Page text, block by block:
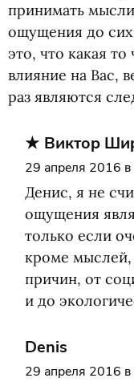
принимать мысли
ощущения до сих
это, что какая
влияние на Вас,
раз являются
Виктор
29 апреля 2016
Денис, я не
ощущения
только если
кроме мыслей,
причин, от
и до
Denis
29 апреля 2016